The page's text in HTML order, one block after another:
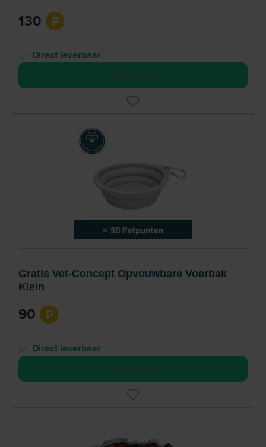
130 P
Direct leverbaar
Bestel nu
Gratis Vet-Concept Opvouwbare Voerbak
Klein
90 P
Direct leverbaar
Bestel nu